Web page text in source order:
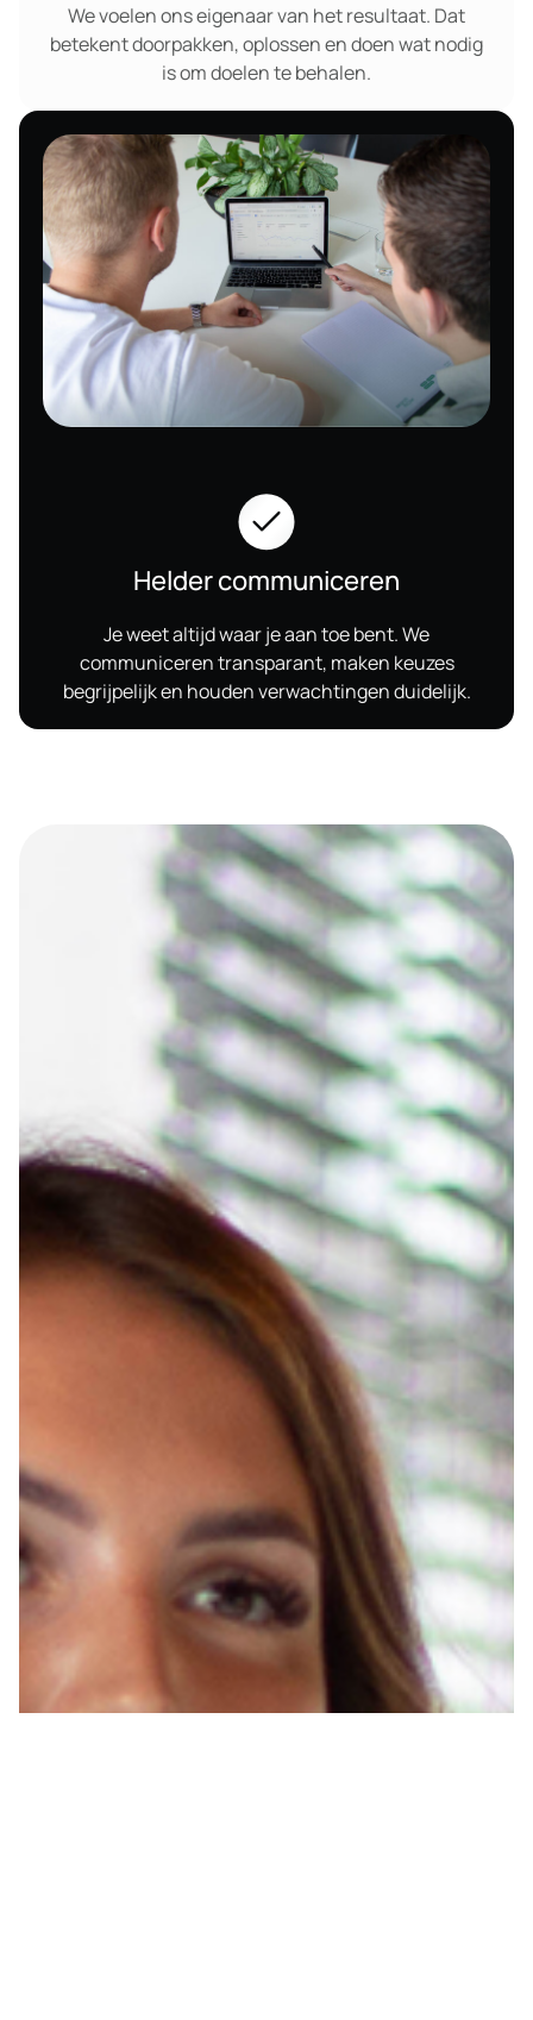
We voelen ons eigenaar van het resultaat. Dat
betekent doorpakken, oplossen en doen wat nodig
is om doelen te behalen.
Helder communiceren
Je weet altijd waar je aan toe bent. We
communiceren transparant, maken keuzes
begrijpelijk en houden verwachtingen duidelijk.